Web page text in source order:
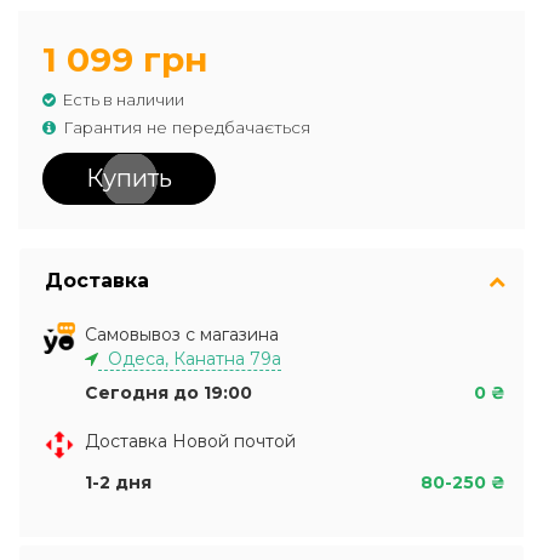
1 099 грн
Есть в наличии
Гарантия не передбачається
Купить
Доставка
Самовывоз с магазина
Одеса, Канатна 79а
Сегодня до 19:00
0 ₴
Доставка Новой почтой
1-2 дня
80-250 ₴